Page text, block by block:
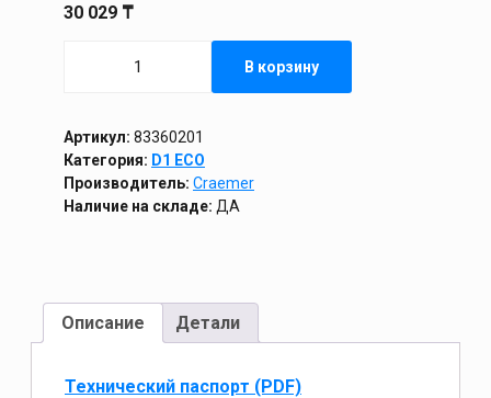
30 029 ₸
1200
х
800
х
150
В корзину
Артикул: 83360201
Категория: D1 ECO
Производитель: Craemer
Наличие на складе: ДА
Описание Детали
Технический паспорт (PDF)